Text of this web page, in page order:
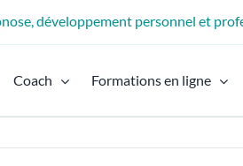
développement personnel et
Coach Formations en ligne